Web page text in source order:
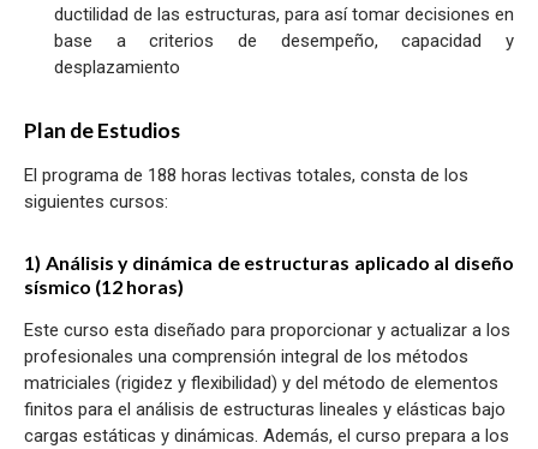
ductilidad de las estructuras, para así tomar decisiones en
base a criterios de desempeño, capacidad y
desplazamiento
Plan de Estudios
El programa de 188 horas lectivas totales, consta de los
siguientes cursos:
1) Análisis y dinámica de estructuras aplicado al diseño
sísmico (12 horas)
Este curso esta diseñado para proporcionar y actualizar a los
profesionales una comprensión integral de los métodos
matriciales (rigidez y flexibilidad) y del método de elementos
finitos para el análisis de estructuras lineales y elásticas bajo
cargas estáticas y dinámicas. Además, el curso prepara a los